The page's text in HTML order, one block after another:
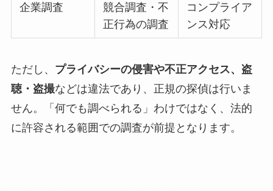
企業調査
競合調査・不
正行為の調査
コンプライア
ンス対応
ただし、 プライバシーの侵害や不正アクセス、盗
聴・盗撮などは違法であり、正規の探偵は行いま
せん。「何でも調べられる」わけではなく、法的
に許容される範囲での調査が前提となります。